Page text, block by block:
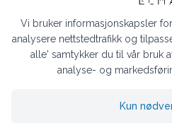
Vi bruker informasjonskapsler
analysere nettstedtrafikk og
alle' samtykker du til vår bruk
analyse- og
Kun